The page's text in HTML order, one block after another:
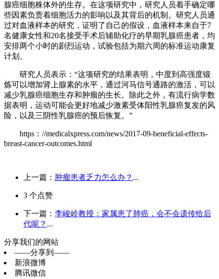
腺癌细胞株体外的生存。在这项研究中，研究人员着手确定哪
些因素负责着细胞活力的影响以及其背后的机制。研究人员通
过对血液样本的研究，证明了自己的假设，血液样本来自于7
名健康女性和20名接受手术后辅助化疗的早期乳腺癌患者，均
安排两个小时的剧烈运动，试验包括为期六周的标准运动康复
计划。
研究人员表示：“这项研究的结果表明，中度到高强度锻
炼可以增加肾上腺素的水平，通过河马信号通路的激活，可以
减少乳腺癌细胞生存和肿瘤的生长。除此之外，有流行病学数
据表明，运动可能会更好地减少激素受体阳性乳腺癌复发的风
险，以及三阴性乳腺癌的预后恢复。”
https：//medicalxpress.com/news/2017-09-beneficial-effects-
breast-cancer-outcomes.html
上一篇： 肿瘤患者乏力怎么办？ ...
3 个点赞
下一篇： 李峻岭教授：家属患了肺癌，会不会遗传给后
代呢？ ...
分享我们的网站
——分享到——
新浪微博
腾讯微信